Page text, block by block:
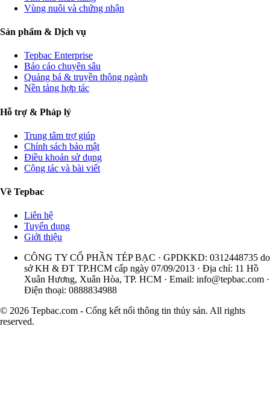
Vùng nuôi và chứng nhận
Sản phẩm & Dịch vụ
Tepbac Enterprise
Báo cáo chuyên sâu
Quảng bá & truyền thông ngành
Nền tảng hợp tác
Hỗ trợ & Pháp lý
Trung tâm trợ giúp
Chính sách bảo mật
Điều khoản sử dụng
Cộng tác và bài viết
Về Tepbac
Liên hệ
Tuyển dụng
Giới thiệu
CÔNG TY CỔ PHẦN TÉP BẠC · GPDKKD: 0312448735 do
sở KH & ĐT TP.HCM cấp ngày 07/09/2013 · Địa chỉ: 11 Hồ
Xuân Hương, Xuân Hòa, TP. HCM · Email: info@tepbac.com ·
Điện thoại: 0888834988
© 2026 Tepbac.com - Cổng kết nối thông tin thủy sản. All rights
reserved.